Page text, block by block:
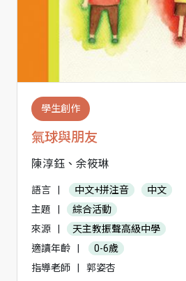
學生創作
氣球與朋友
陳淳鈺、余筱琳
語言 中文+拼注音
中文
主題
綜合活動
來源
天主教振聲高級中學
適讀年齡
0-6歲
指導老師
郭姿杏